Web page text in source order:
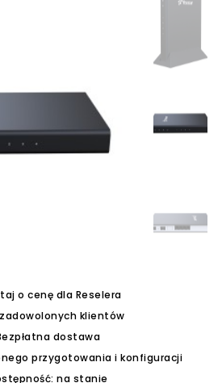
o cenę dla Reselera
zadowolonych klientów
dostawa
przygotowania i konfiguracji
na stanie